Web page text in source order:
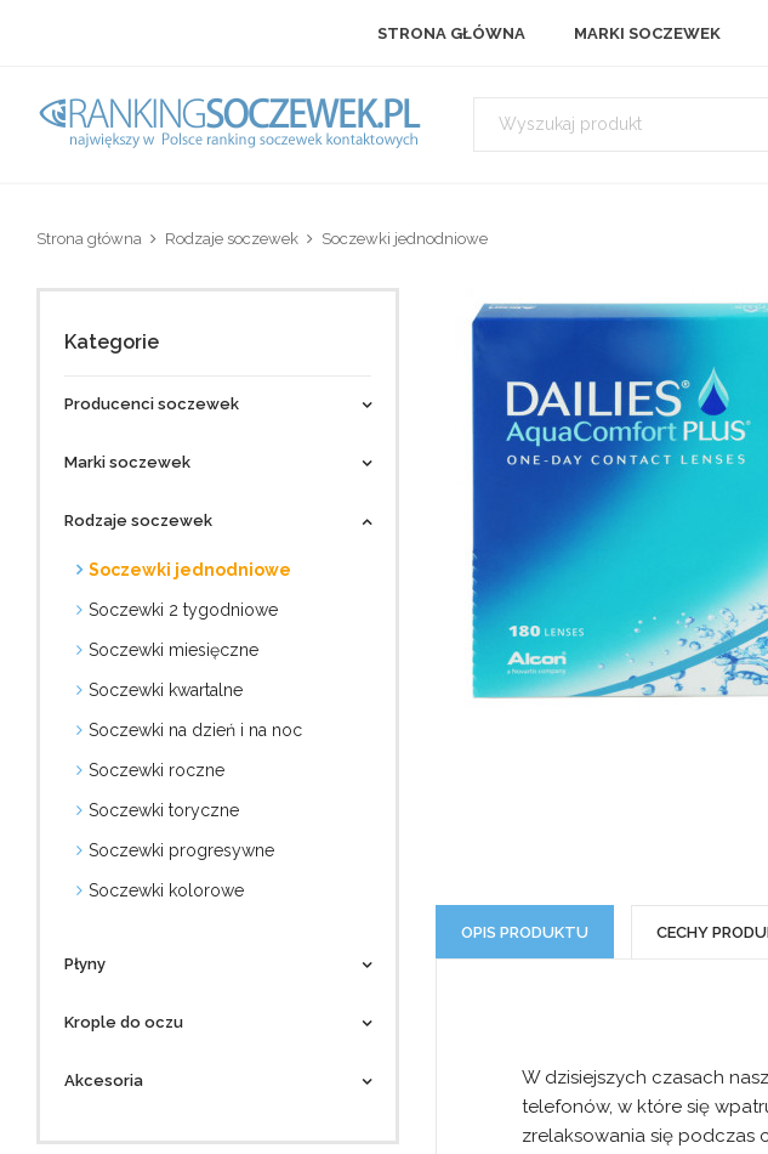
STRONA GŁÓWNA MARKI SOCZEWEK
Strona główna Rodzaje soczewek Soczewki jednodniowe
OPIS PRODUKTU CECHY
W dzisiejszych czasach
telefonów, w które się
zrelaksowania się podczas
Kategorie
Producenci soczewek
Marki soczewek
Rodzaje soczewek
Soczewki jednodniowe
Soczewki 2 tygodniowe
Soczewki miesięczne
Soczewki kwartalne
Soczewki na dzień i na noc
Soczewki roczne
Soczewki toryczne
Soczewki progresywne
Soczewki kolorowe
Płyny
Krople do oczu
Akcesoria